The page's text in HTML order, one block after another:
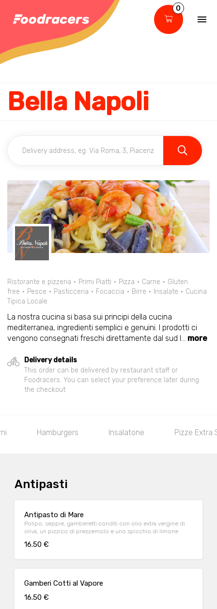
0
Bella Napoli
Ristorante e pizzeria Primi Piatti Pizza Carne
Gluten
free
Pesce Pasticceria Focaccia Birre Insalate
Cucina
Tipica Locale
La nostra cucina si basa sui principi della cucina
mediterranea, ingredienti semplici e genuini. I prodotti ci
vengono consegnati freschi direttamente dal sud I... more
Delivery details
This order can be delivered by restaurant staff or
Foodracers. You can select your preference later during
the checkout
Hamburgers Insalatone Pizze Extra
Antipasti
Antipasto di Mare
Polipo, seppie, gamberetti conditi con olio extra vergine di
oliva, un pizzico di prezzemolo e uno spicchio di limone
16.50 €
Gamberi Cotti al Vapore
16.50 €